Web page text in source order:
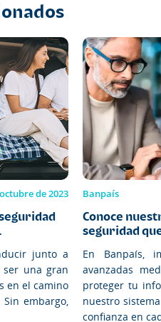
de 2023
junto a
una gran
en el camino
embargo,
Banpaís
Conoce
seguridad
En Banpaís,
avanzadas
proteger tu
nuestro
confianza en